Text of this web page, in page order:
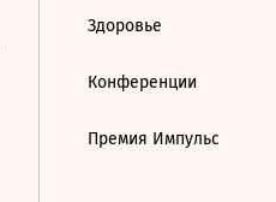
Здоровье
Конференции
Премия Импульс